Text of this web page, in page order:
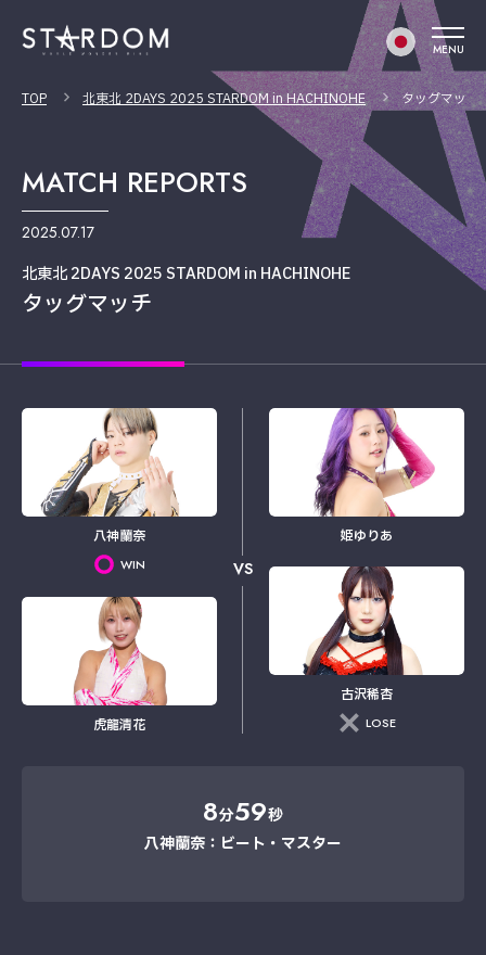
MENU
TOP 北東北 2DAYS 2025 STARDOM in HACHINOHE タッグマッチ
MATCH REPORTS
2025.07.17
北東北 2DAYS 2025 STARDOM in HACHINOHE
タッグマッチ
八神蘭奈
WIN
虎龍清花
VS
姫ゆりあ
古沢稀杏
LOSE
8分59秒
八神蘭奈：ビート・マスター